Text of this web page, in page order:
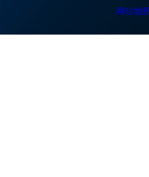
网站地图